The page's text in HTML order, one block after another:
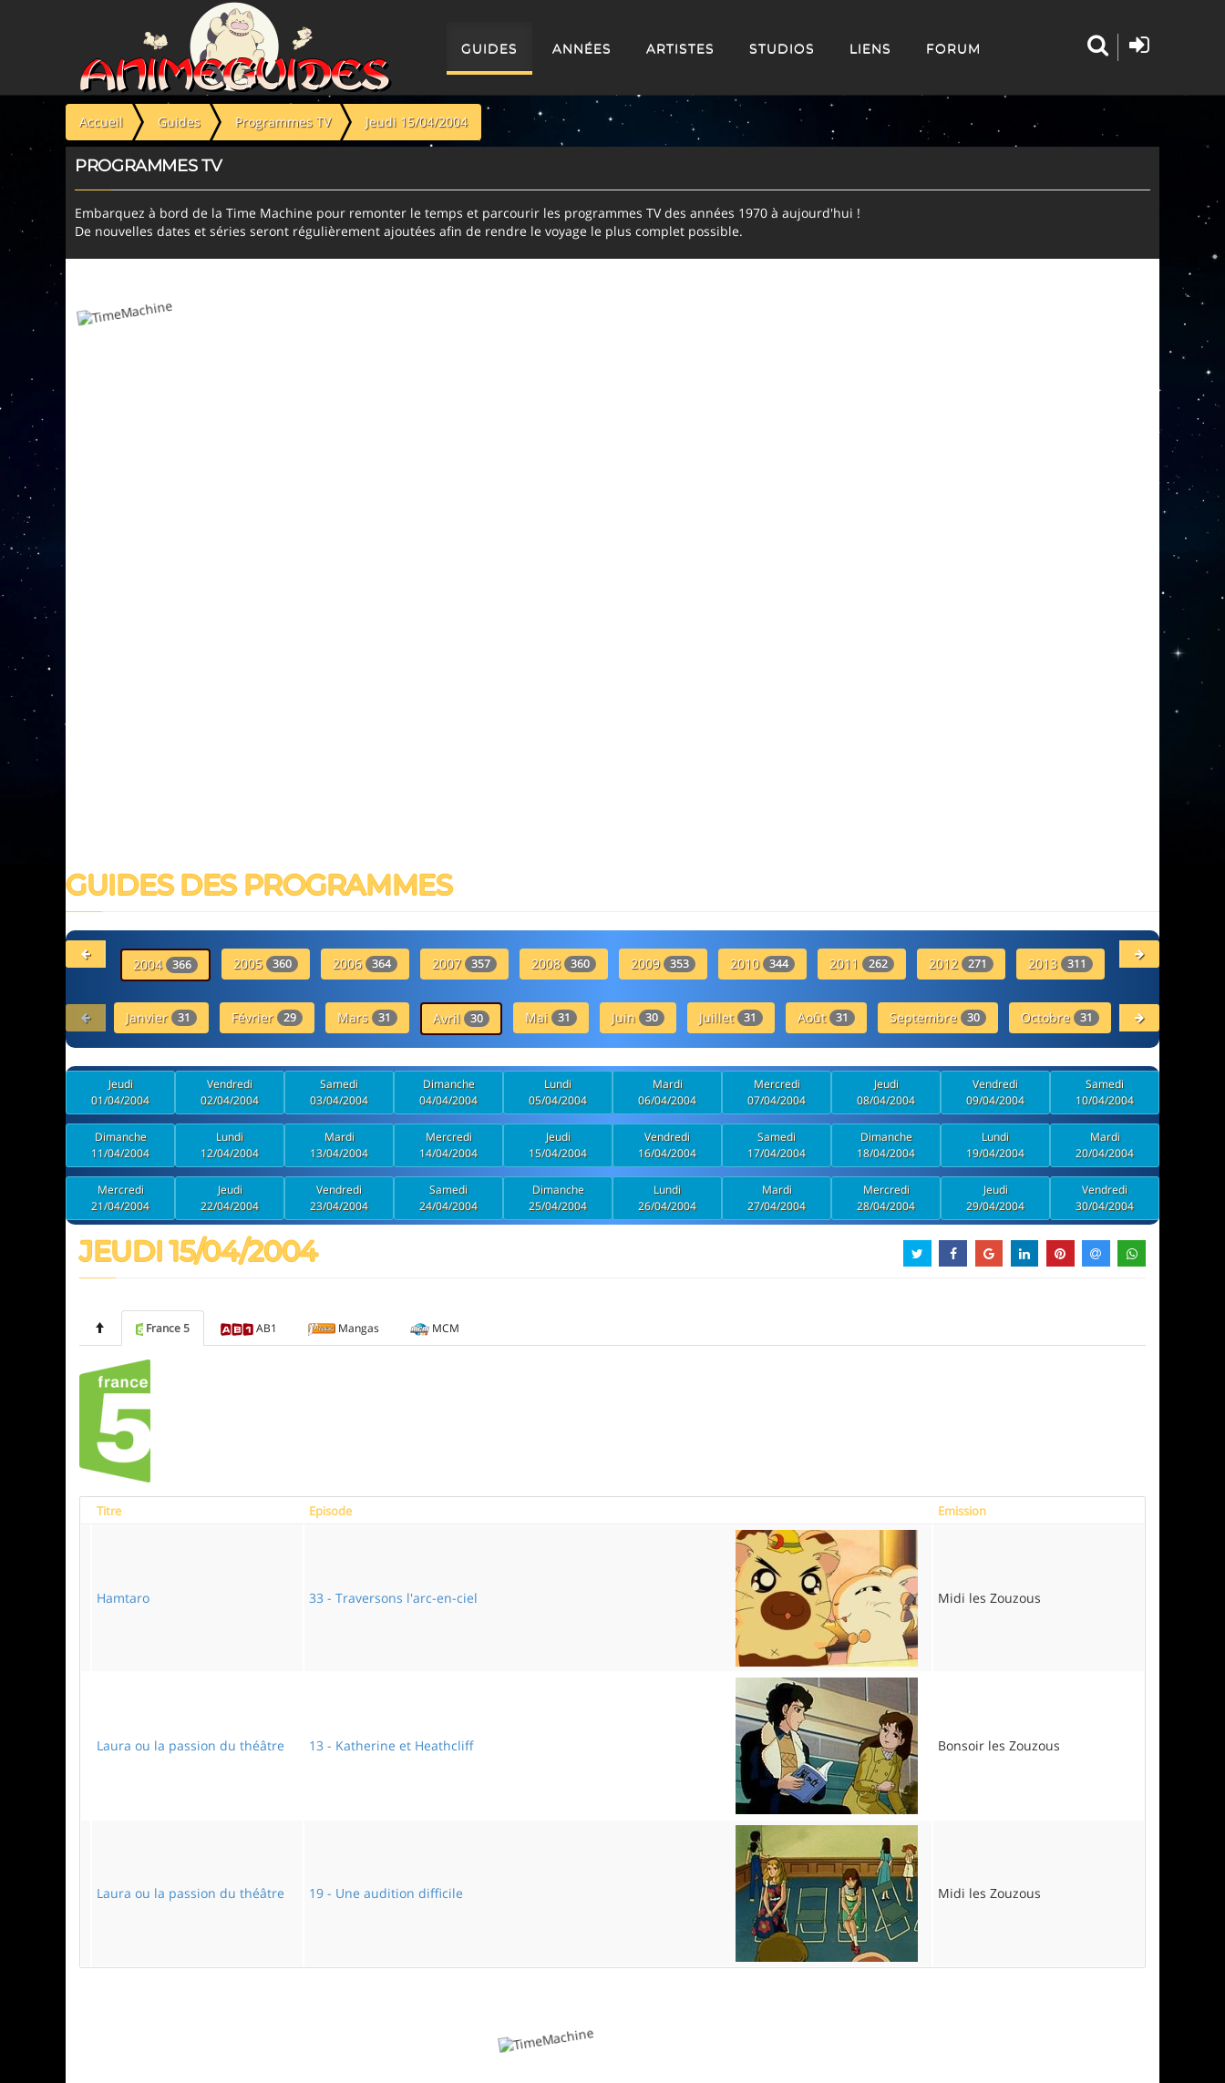
GUIDES ANNÉES ARTISTES STUDIOS LIENS FORUM
Accueil Guides Programmes TV Jeudi 15/04/2004
PROGRAMMES TV
Embarquez à bord de la Time Machine pour remonter le temps et parcourir les programmes TV des années 1970 à aujourd'hui !
De nouvelles dates et séries seront régulièrement ajoutées afin de rendre le voyage le plus complet possible.
GUIDES DES PROGRAMMES
2004 366 2005 360 2006 364 2007 357 2008 360 2009 353 2010 344 2011 262 2012 271 2013 311 2014
Janvier 31 Février 29 Mars 31 Avril 30 Mai 31 Juin 30 Juillet 31 Août 31 Septembre 30 Octobre 31 Novembre
Jeudi
01/04/2004
Vendredi
02/04/2004
Samedi
03/04/2004
Dimanche
04/04/2004
Lundi
05/04/2004
Mardi
06/04/2004
Mercredi
07/04/2004
Jeudi
08/04/2004
Vendredi
09/04/2004
Samedi
10/04/2004
Dimanche
11/04/2004
Lundi
12/04/2004
Mardi
13/04/2004
Mercredi
14/04/2004
Jeudi
15/04/2004
Vendredi
16/04/2004
Samedi
17/04/2004
Dimanche
18/04/2004
Lundi
19/04/2004
Mardi
20/04/2004
Mercredi
21/04/2004
Jeudi
22/04/2004
Vendredi
23/04/2004
Samedi
24/04/2004
Dimanche
25/04/2004
Lundi
26/04/2004
Mardi
27/04/2004
Mercredi
28/04/2004
Jeudi
29/04/2004
Vendredi
30/04/2004
JEUDI 15/04/2004
France 5 AB1 Mangas MCM
Titre Episode Emission
Hamtaro 33 - Traversons l'arc-en-ciel Midi les Zouzous
Laura ou la passion du théâtre 13 - Katherine et Heathcliff Bonsoir les Zouzous
Laura ou la passion du théâtre 19 - Une audition difficile Midi les Zouzous